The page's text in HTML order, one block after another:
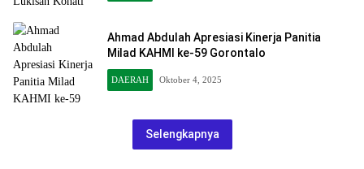
Ahmad Abdulah Apresiasi Kinerja Panitia
Milad KAHMI ke-59 Gorontalo
DAERAH Oktober 4, 2025
Selengkapnya